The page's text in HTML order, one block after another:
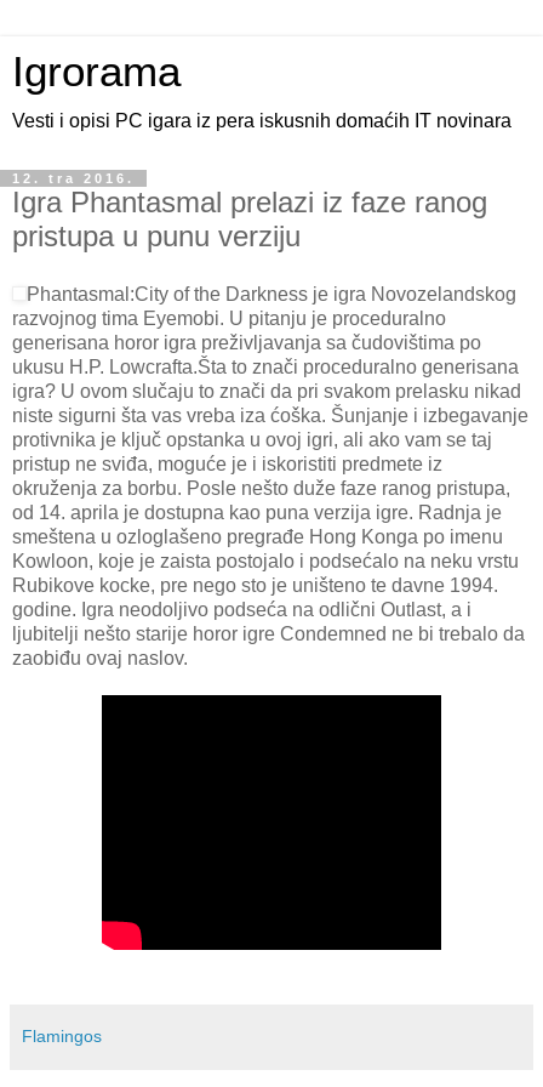
Igrorama
Vesti i opisi PC igara iz pera iskusnih domaćih IT novinara
12. tra 2016.
Igra Phantasmal prelazi iz faze ranog
pristupa u punu verziju
Phantasmal:City of the Darkness je igra Novozelandskog
razvojnog tima Eyemobi. U pitanju je proceduralno
generisana horor igra preživljavanja sa čudovištima po
ukusu H.P. Lowcrafta.Šta to znači proceduralno generisana
igra? U ovom slučaju to znači da pri svakom prelasku nikad
niste sigurni šta vas vreba iza ćoška. Šunjanje i izbegavanje
protivnika je ključ opstanka u ovoj igri, ali ako vam se taj
pristup ne sviđa, moguće je i iskoristiti predmete iz
okruženja za borbu. Posle nešto duže faze ranog pristupa,
od 14. aprila je dostupna kao puna verzija igre. Radnja je
smeštena u ozloglašeno pregrađe Hong Konga po imenu
Kowloon, koje je zaista postojalo i podsećalo na neku vrstu
Rubikove kocke, pre nego sto je uništeno te davne 1994.
godine. Igra neodoljivo podseća na odlični Outlast, a i
ljubitelji nešto starije horor igre Condemned ne bi trebalo da
zaobiđu ovaj naslov.
Flamingos